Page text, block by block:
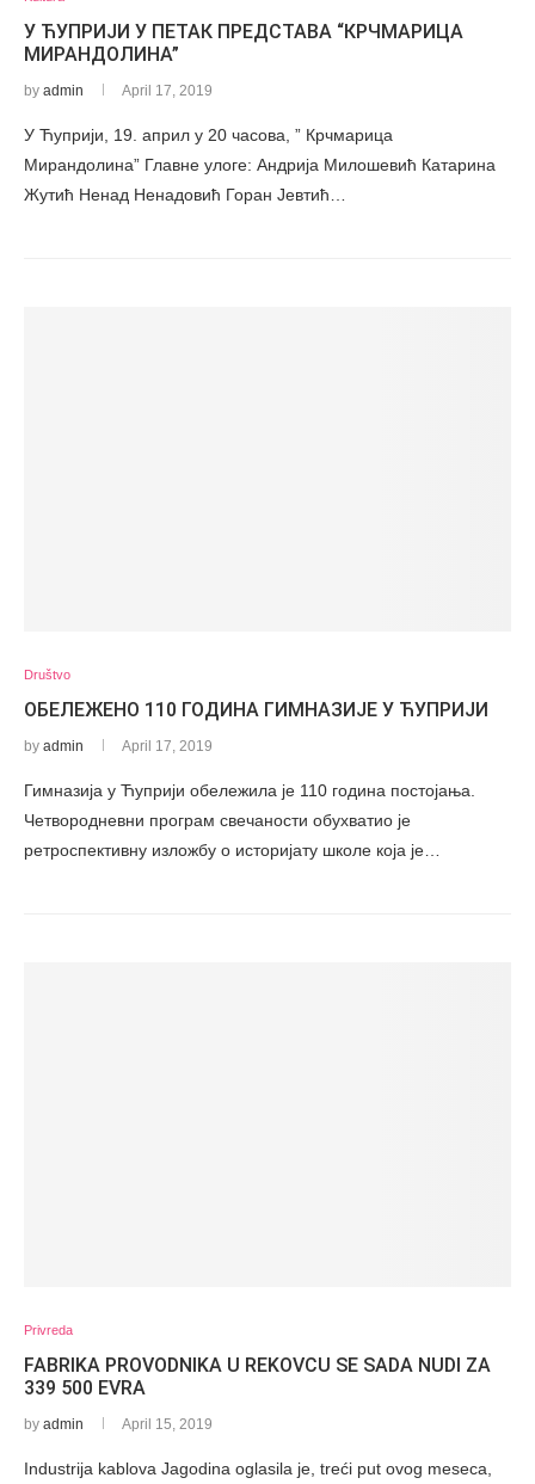
У ЋУПРИЈИ У ПЕТАК ПРЕДСТАВА “КРЧМАРИЦА
МИРАНДОЛИНА”
by admin April 17, 2019
У Ћуприји, 19. април у 20 часова, ” Крчмарица
Мирандолина” Главне улоге: Андрија Милошевић Катарина
Жутић Ненад Ненадовић Горан Јевтић…
Društvo
ОБЕЛЕЖЕНО 110 ГОДИНА ГИМНАЗИЈЕ У ЋУПРИЈИ
by admin April 17, 2019
Гимназија у Ћуприји обележила је 110 година постојања.
Четвородневни програм свечаности обухватио је
ретроспективну изложбу о историјату школе која је…
Privreda
FABRIKA PROVODNIKA U REKOVCU SE SADA NUDI ZA
339 500 EVRA
by admin April 15, 2019
Industrija kablova Jagodina oglasila je, treći put ovog meseca,